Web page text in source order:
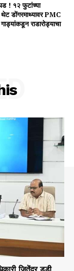
! १२ फुटांच्या
डोंगरमाथ्यावर PMC
राडारोड्याचा